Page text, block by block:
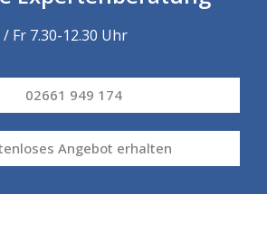
Fr 7.30-12.30 Uhr
02661 949 174
Angebot erhalten